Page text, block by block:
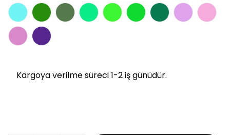
Kargoya verilme süreci 1-2 iş günüdür.